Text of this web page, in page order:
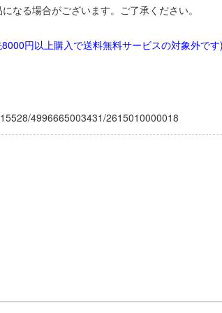
なる場合がございます。ご了承ください。
円以上購入で送料無料サービスの対象外で
4996665003431/2615010000018